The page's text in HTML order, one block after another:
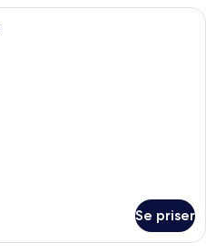
Et moderne soveværelse med
Se priser